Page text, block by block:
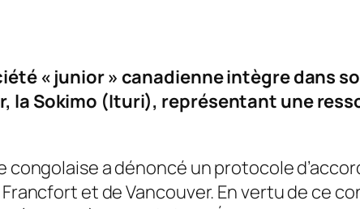
« junior » canadienne intègre dans
la Sokimo (Ituri), représentant une
a dénoncé un protocole
et de Vancouver. En vertu de ce